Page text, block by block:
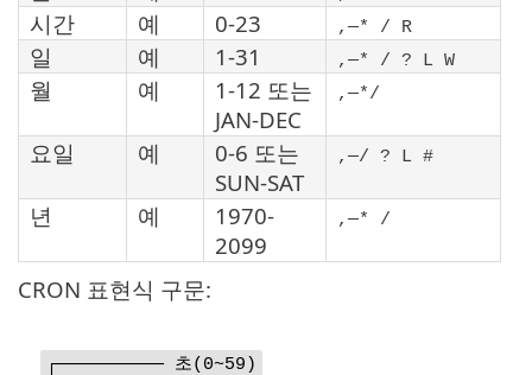
시간 예 0-23 ,—* / R
일 예 1-31 ,—* / ? L W
월 예
1-12 또는
JAN-DEC
,—*/
요일 예
0-6 또는
SUN-SAT
,—/ ? L #
년 예
1970-
2099
,—* /
CRON 표현식 구문:
┌────────── 초(0~59)